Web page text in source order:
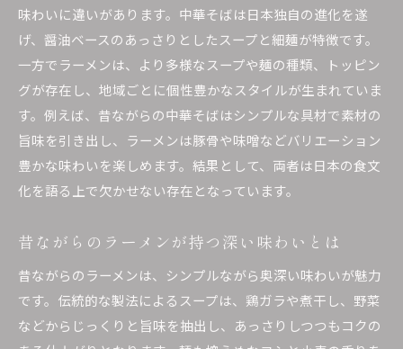
味わいに違いがあります。中華そばは日本独自の進化を遂
げ、醤油ベースのあっさりとしたスープと細麺が特徴です。
一方でラーメンは、より多様なスープや麺の種類、トッピン
グが存在し、地域ごとに個性豊かなスタイルが生まれていま
す。例えば、昔ながらの中華そばはシンプルな具材で素材の
旨味を引き出し、ラーメンは豚骨や味噌などバリエーション
豊かな味わいを楽しめます。結果として、両者は日本の食文
化を語る上で欠かせない存在となっています。
昔ながらのラーメンが持つ深い味わいとは
昔ながらのラーメンは、シンプルながら奥深い味わいが魅力
です。伝統的な製法によるスープは、鶏ガラや煮干し、野菜
などからじっくりと旨味を抽出し、あっさりしつつもコクの